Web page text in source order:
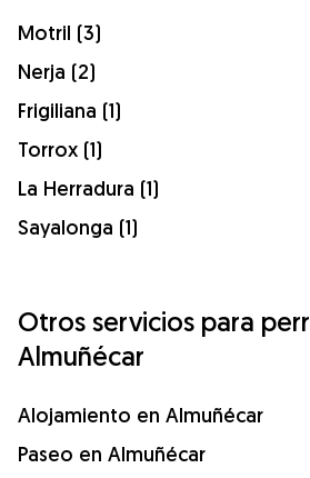
Motril (3)
Nerja (2)
Frigiliana (1)
Torrox (1)
La Herradura (1)
Sayalonga (1)
Otros servicios para
Almuñécar
Alojamiento en Almuñécar
Paseo en Almuñécar